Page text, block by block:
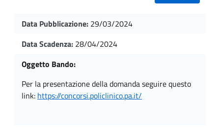
Data Pubblicazione: 29/03/2024
Data Scadenza: 28/04/2024
Oggetto Bando:
per la presentazione della domanda seguire questo
link: https://concorsi.policlinico.pa.it/